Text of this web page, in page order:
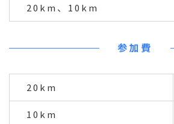
20km、10km
参加費
20km
10km